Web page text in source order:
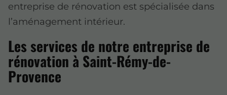
entreprise de rénovation est spécialisée dans
l’aménagement intérieur.
Les services de notre entreprise de
rénovation à Saint-Rémy-de-
Provence